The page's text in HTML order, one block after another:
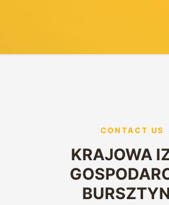
CONTACT US
KRAJOWA